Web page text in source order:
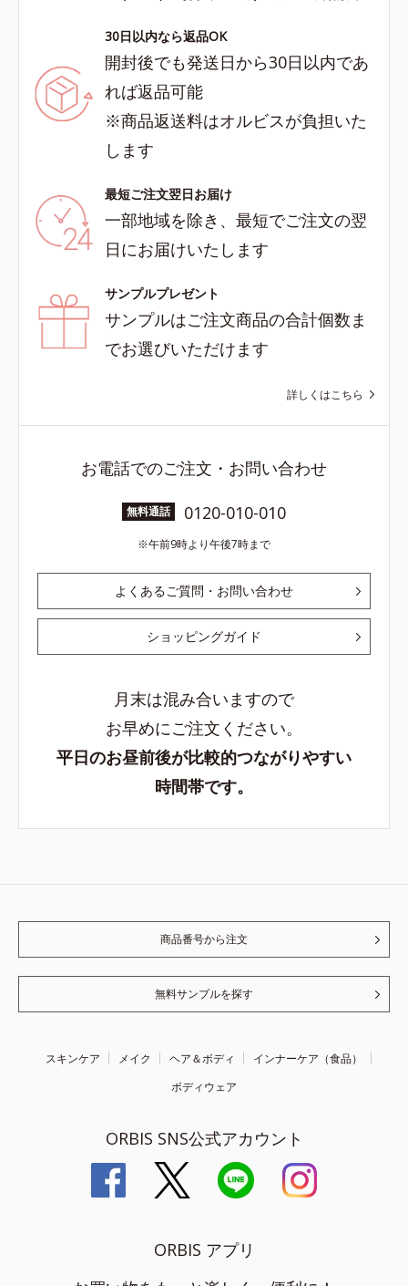
30日以内なら返品OK
開封後でも発送日から30日以内であ
れば返品可能
※商品返送料はオルビスが負担いた
します
最短ご注文翌日お届け
一部地域を除き、最短でご注文の翌
日にお届けいたします
サンプルプレゼント
サンプルはご注文商品の合計個数ま
でお選びいただけます
詳しくはこちら
お電話でのご注文・お問い合わせ
無料通話 0120-010-010
午前9時より午後7時まで
よくあるご質問・お問い合わせ
ショッピングガイド
月末は混み合いますので
お早めにご注文ください。
平日のお昼前後が比較的つながりやすい
時間帯です。
商品番号から注文
無料サンプルを探す
スキンケア メイク ヘア＆ボディ
インナーケア（食品）
ボディウェア
ORBIS SNS公式アカウント
ORBIS アプリ